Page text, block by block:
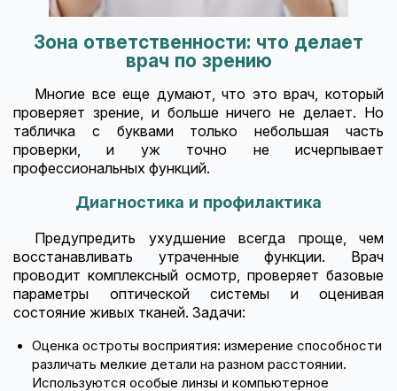
Зона ответственности: что делает
врач по зрению
Многие все еще думают, что это врач, который
проверяет зрение, и больше ничего не делает. Но
табличка с буквами только небольшая часть
проверки, и уж точно не исчерпывает
профессиональных функций.
Диагностика и профилактика
Предупредить ухудшение всегда проще, чем
восстанавливать утраченные функции. Врач
проводит комплексный осмотр, проверяет базовые
параметры оптической системы и оценивая
состояние живых тканей. Задачи:
Оценка остроты восприятия: измерение способности
различать мелкие детали на разном расстоянии.
Используются особые линзы и компьютерное